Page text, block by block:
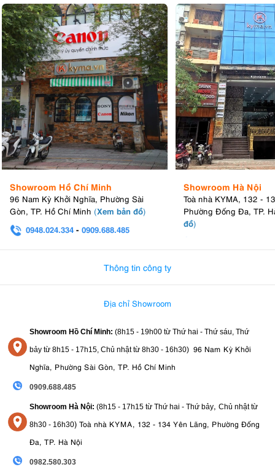
Showroom Hồ Chí Minh
96 Nam Kỳ Khởi Nghĩa, Phường Sài
Gòn, TP. Hồ Chí Minh (Xem bản đồ)
0948.024.334 - 0909.688.485
Showroom Hà Nội
Toà nhà KYMA, 132 -
Phường Đống Đa, TP.
đồ)
Thông tin công ty
Địa chỉ Showroom
Showroom Hồ Chí Minh: (8h15 - 19h00 từ Thứ hai - Thứ sáu, Thứ
bảy từ 8h15 - 17h15, Chủ nhật từ 8h30 - 16h30) 96 Nam Kỳ Khởi
Nghĩa, Phường Sài Gòn, TP. Hồ Chí Minh
0909.688.485
Showroom Hà Nội: (8h15 - 17h15 từ Thứ hai - Thứ bảy, Chủ nhật từ
8h30 - 16h30) Toà nhà KYMA, 132 - 134 Yên Lãng, Phường Đống
Đa, TP. Hà Nội
0982.580.303